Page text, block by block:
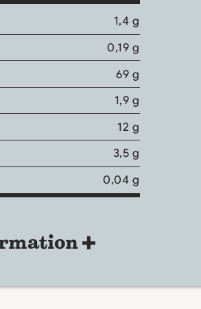
1,4 g
0,19 g
69 g
1,9 g
12 g
3,5 g
0,04 g